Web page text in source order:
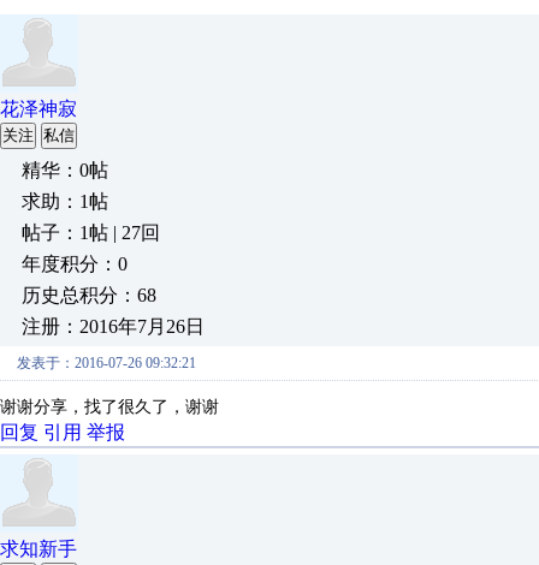
花泽神寂
关注 私信
精华：0帖
求助：1帖
帖子：1帖 | 27回
年度积分：0
历史总积分：68
注册：2016年7月26日
发表于：2016-07-26 09:32:21
谢谢分享，找了很久了，谢谢
回复 引用 举报
求知新手